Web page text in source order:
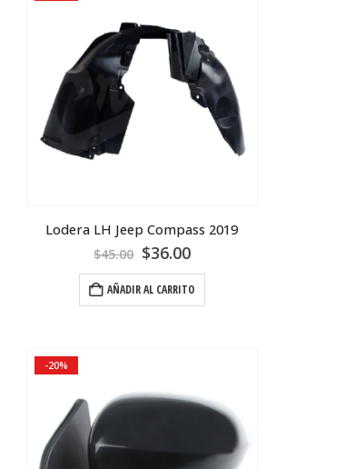
Lodera LH Jeep Compass 2019
$45.00 $36.00
AÑADIR AL CARRITO
-20%